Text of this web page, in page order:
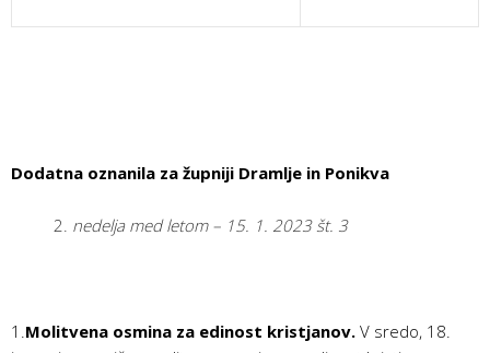
Dodatna oznanila za župniji Dramlje in Ponikva
nedelja med letom – 15. 1. 2023 št. 3
1.Molitvena osmina za edinost kristjanov. V sredo, 18.